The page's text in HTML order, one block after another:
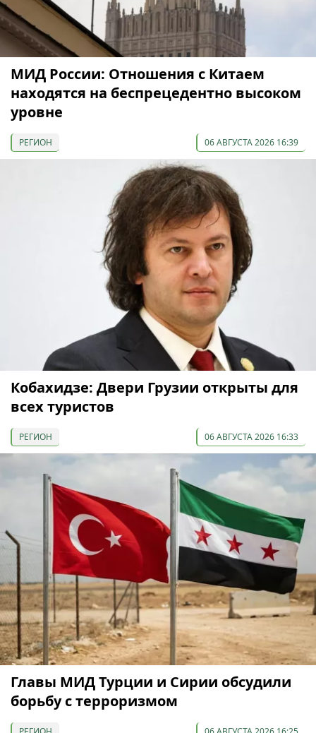
МИД России: Отношения с Китаем
находятся на беспрецедентно высоком
уровне
РЕГИОН 06 АВГУСТА 2026 16:39
Кобахидзе: Двери Грузии открыты для
всех туристов
РЕГИОН 06 АВГУСТА 2026 16:33
Главы МИД Турции и Сирии обсудили
борьбу с терроризмом